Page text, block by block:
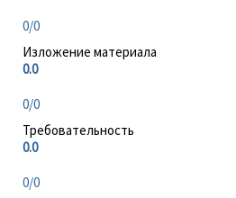
0/0
Изложение материала
0.0
0/0
Требовательность
0.0
0/0